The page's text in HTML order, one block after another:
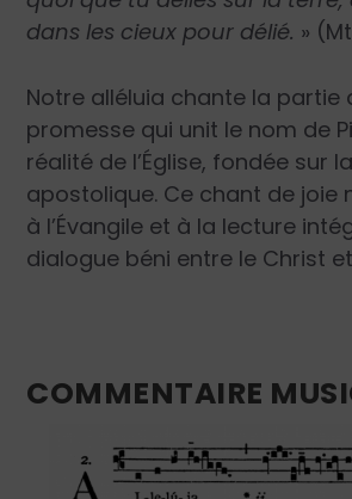
dans les cieux pour délié. »
Notre alléluia chante la partie
promesse qui unit le nom de
réalité de l’Église, fondée sur
apostolique. Ce chant de joie
à l’Évangile et à la lecture
dialogue béni entre le Christ
COMMENTAIRE